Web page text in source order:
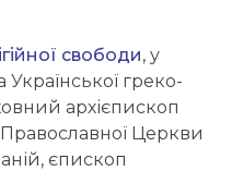
свободи, у
Української греко-
архієпископ
Церкви
єпископ